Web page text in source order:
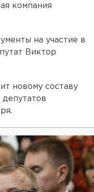
компания
на участие в
Виктор
новому составу
депутатов